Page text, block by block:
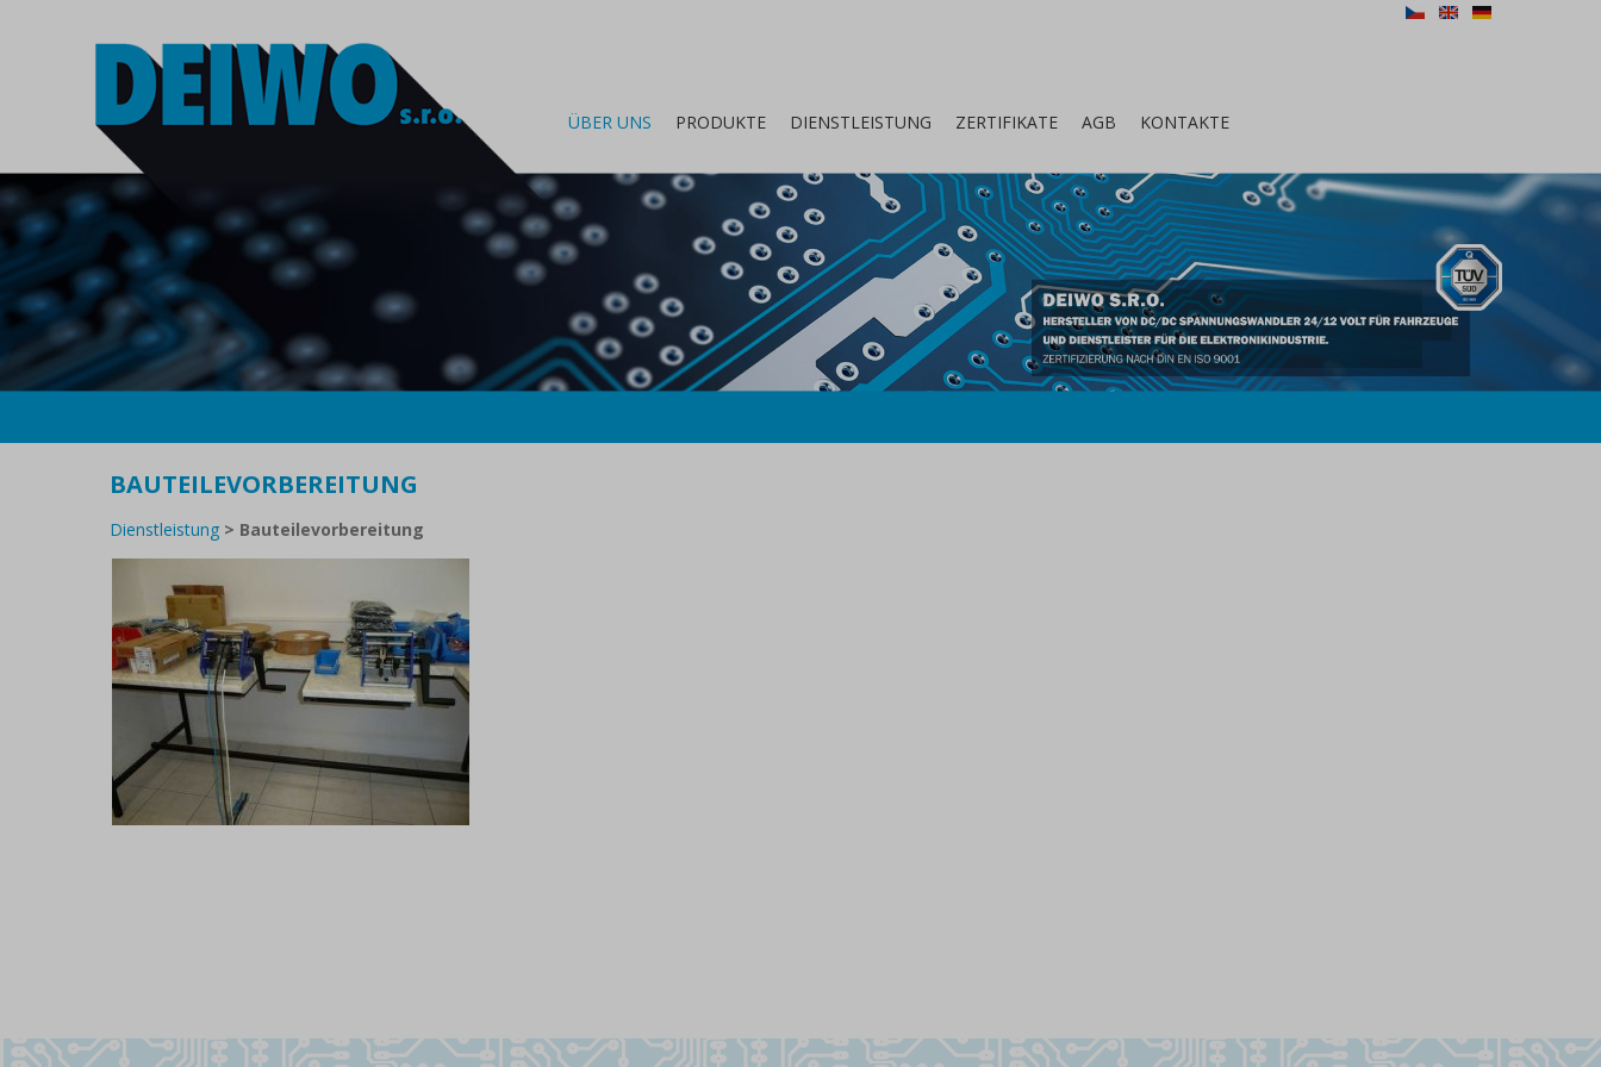
ÜBER UNS PRODUKTE DIENSTLEISTUNG ZERTIFIKATE AGB KONTAKTE
BAUTEILEVORBEREITUNG
Dienstleistung > Bauteilevorbereitung